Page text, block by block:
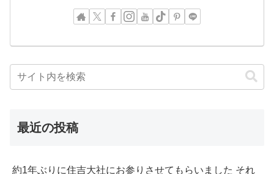
最近の投稿
約1年ぶりに住吉大社にお参りさせてもらいました それ